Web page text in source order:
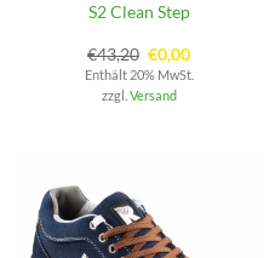
S2 Clean Step
€43,20 Ursprünglicher
Preis
war:
€43,20
€0,00Aktueller
Preis
ist:
Enthält 20% MwSt.
zzgl. Versand